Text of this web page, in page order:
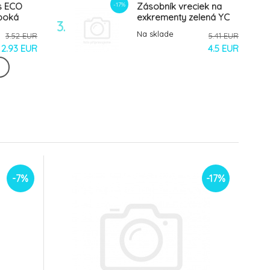
ECO
3.52 EUR
2.93 EUR
3.
-17%
Zásobník vreciek na
exkrementy zelená YC
Zolux
Na sklade 5.41 EUR
4.5 EUR
2.2 EUR
1.76 EUR
Fľaša na oplachovanie
tmavomodrá YC Zolux
5.01 EUR
3.51 EUR
-7% -17%